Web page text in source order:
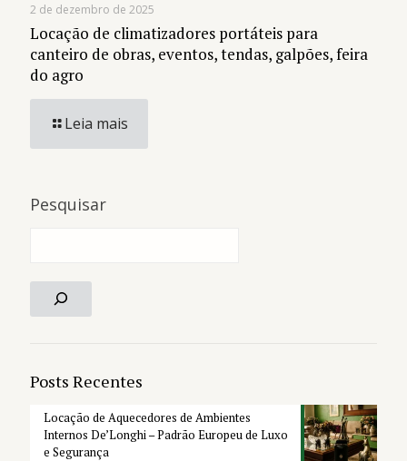
2 de dezembro de 2025
Locação de climatizadores portáteis para
canteiro de obras, eventos, tendas, galpões, feira
do agro
Leia mais
Pesquisar
Posts Recentes
Locação de Aquecedores de Ambientes
Internos De’Longhi – Padrão Europeu de Luxo
e Segurança